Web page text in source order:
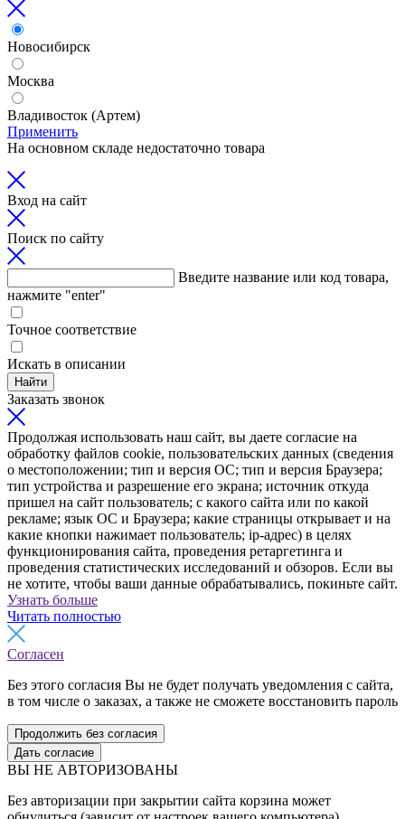
Новосибирск
Москва
Владивосток (Артем)
Применить
На основном складе недостаточно товара
Вход на сайт
Поиск по сайту
Введите название или код товара,
нажмите "enter"
Точное соответствие
Искать в описании
Найти
Заказать звонок
Продолжая использовать наш сайт, вы даете согласие на
обработку файлов cookie, пользовательских данных (сведения
о местоположении; тип и версия ОС; тип и версия Браузера;
тип устройства и разрешение его экрана; источник откуда
пришел на сайт пользователь; с какого сайта или по какой
рекламе; язык ОС и Браузера; какие страницы открывает и на
какие кнопки нажимает пользователь; ip-адрес) в целях
функционирования сайта, проведения ретаргетинга и
проведения статистических исследований и обзоров. Если вы
не хотите, чтобы ваши данные обрабатывались, покиньте сайт.
Узнать больше
Читать полностью
Согласен
Без этого согласия Вы не будет получать уведомления с сайта,
в том числе о заказах, а также не сможете восстановить пароль
Продолжить без согласия
Дать согласие
ВЫ НЕ АВТОРИЗОВАНЫ
Без авторизации при закрытии сайта корзина может